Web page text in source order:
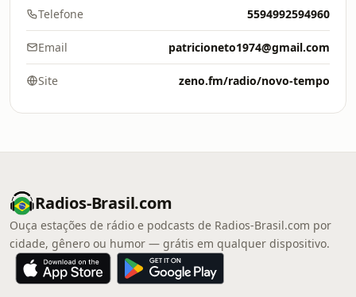
Telefone 5594992594960
Email patricioneto1974@gmail.com
Site zeno.fm/radio/novo-tempo
Radios-Brasil.com
Ouça estações de rádio e podcasts de Radios-Brasil.com por
cidade, gênero ou humor — grátis em qualquer dispositivo.